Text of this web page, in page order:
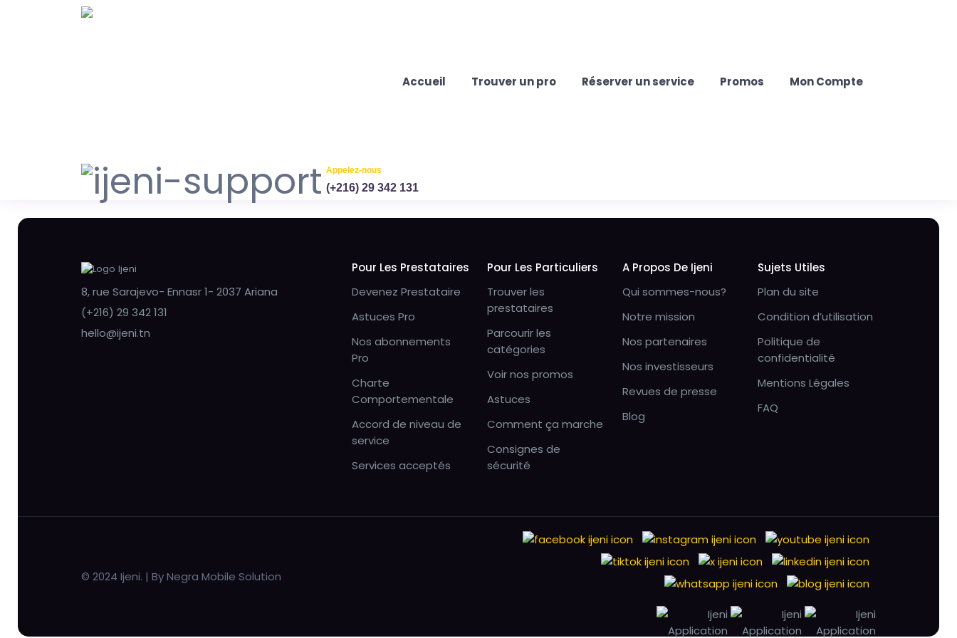
Accueil Trouver un pro Réserver un service Promos Mon Compte
Appelez-nous
(+216) 29 342 131
8, rue Sarajevo- Ennasr 1- 2037 Ariana
(+216) 29 342 131
hello@ijeni.tn
Pour Les Prestataires
Devenez Prestataire
Astuces Pro
Nos abonnements
Pro
Charte
Comportementale
Accord de niveau de
service
Services acceptés
Pour Les Particuliers
Trouver les
prestataires
Parcourir les
catégories
Voir nos promos
Astuces
Comment ça marche
Consignes de
sécurité
A Propos De Ijeni
Qui sommes-nous?
Notre mission
Nos partenaires
Nos investisseurs
Revues de presse
Blog
Sujets Utiles
Plan du site
Condition d’utilisation
Politique de
confidentialité
Mentions Légales
FAQ
© 2024 Ijeni. | By Negra Mobile Solution